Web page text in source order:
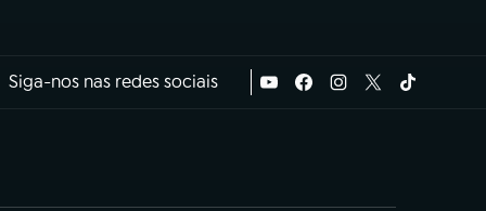
Siga-nos nas redes sociais